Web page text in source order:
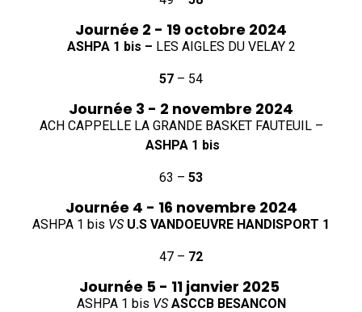
Journée 2 - 19 octobre 2024
ASHPA 1 bis – LES AIGLES DU VELAY 2
57 – 54
Journée 3 - 2 novembre 2024
ACH CAPPELLE LA GRANDE BASKET FAUTEUIL –
ASHPA 1 bis
63 – 53
Journée 4 - 16 novembre 2024
ASHPA 1 bis VS U.S VANDOEUVRE HANDISPORT 1
47 – 72
Journée 5 - 11 janvier 2025
ASHPA 1 bis VSASCCB BESANCON